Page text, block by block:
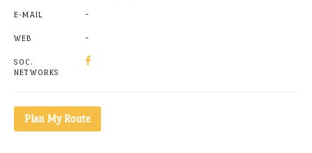
E-MAIL -
WEB -
SOC.
NETWORKS
Plan My Route